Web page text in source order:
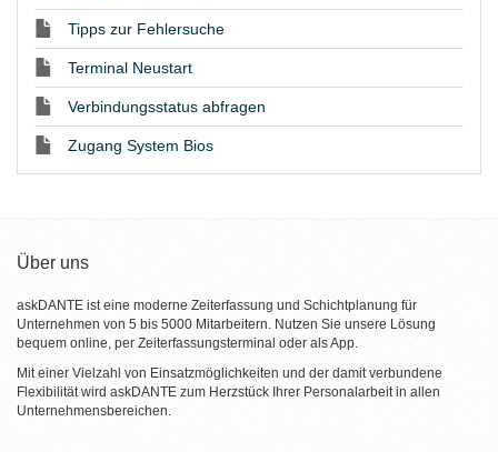
Tipps zur Fehlersuche
Terminal Neustart
Verbindungsstatus abfragen
Zugang System Bios
Über uns
askDANTE ist eine moderne Zeiterfassung und Schichtplanung für
Unternehmen von 5 bis 5000 Mitarbeitern. Nutzen Sie unsere Lösung
bequem online, per Zeiterfassungsterminal oder als App.
Mit einer Vielzahl von Einsatzmöglichkeiten und der damit verbundene
Flexibilität wird askDANTE zum Herzstück Ihrer Personalarbeit in allen
Unternehmensbereichen.